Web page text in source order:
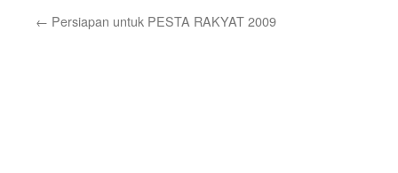
← Persiapan untuk PESTA RAKYAT 2009